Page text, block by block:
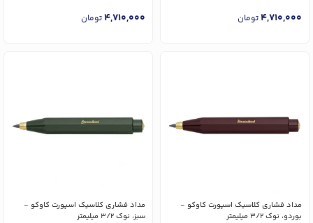
4,710,000تومان 4,710,000تومان
مداد فشاری کلاسیک اسپورت کاوکو -
بوردو، نوک 3/2 میلیمتر
مداد فشاری کلاسیک اسپورت کاوکو -
سبز، نوک 3/2 میلیمتر